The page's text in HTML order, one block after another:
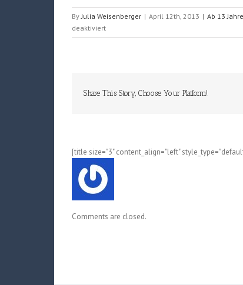
By Julia Weisenberger | April 12th, 2013 | Ab 13
deaktiviertfür
Arata
12
Share This Story, Choose Your Platform!
[title size="3" content_align="left"
Comments are closed.